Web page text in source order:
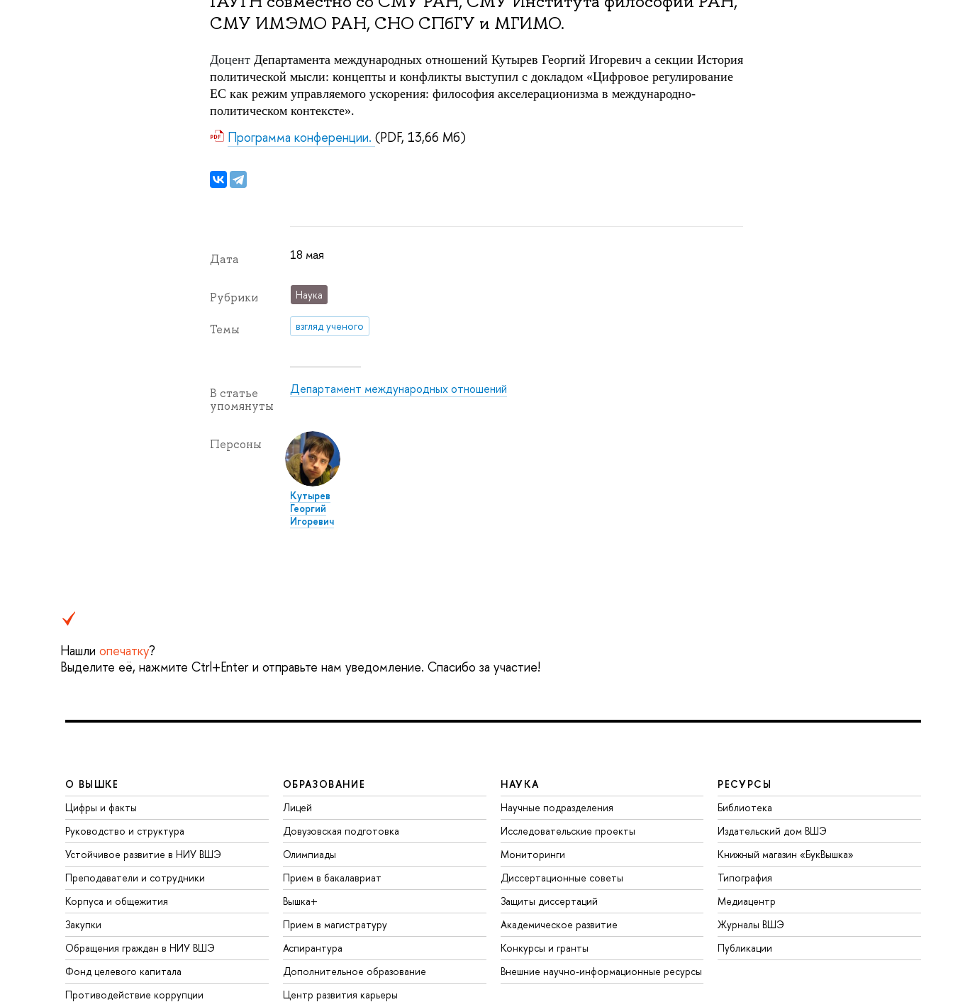
СМУ ИМЭМО РАН, СНО СПбГУ и МГИМО.
Доцент Департамента международных отношений Кутырев Георгий Игоревич а секции История
политической мысли: концепты и конфликты выступил с докладом«Цифровое регулирование
ЕС как режим управляемого ускорения: философия акселерационизма в международно-
политическом контексте».
Программа конференции. (PDF, 13,66 Мб)
Дата 18 мая
Рубрики Наука
Темы взгляд ученого
В статье
упомянуты
Департамент международных отношений
Персоны
Кутырев
Георгий
Игоревич
Нашли опечатку?
Выделите её, нажмите Ctrl+Enter и отправьте нам уведомление. Спасибо за участие!
О ВЫШКЕ
Цифры и факты
Руководство и структура
Устойчивое развитие в НИУ ВШЭ
Преподаватели и сотрудники
Корпуса и общежития
Закупки
Обращения граждан в НИУ ВШЭ
Фонд целевого капитала
Противодействие коррупции
ОБРАЗОВАНИЕ
Лицей
Довузовская подготовка
Олимпиады
Прием в бакалавриат
Вышка+
Прием в магистратуру
Аспирантура
Дополнительное образование
Центр развития карьеры
НАУКА
Научные подразделения
Исследовательские проекты
Мониторинги
Диссертационные советы
Защиты диссертаций
Академическое развитие
Конкурсы и гранты
Внешние научно-информационные ресурсы
РЕСУРСЫ
Библиотека
Издательский дом ВШЭ
Книжный магазин «БукВышка»
Типография
Медиацентр
Журналы ВШЭ
Публикации